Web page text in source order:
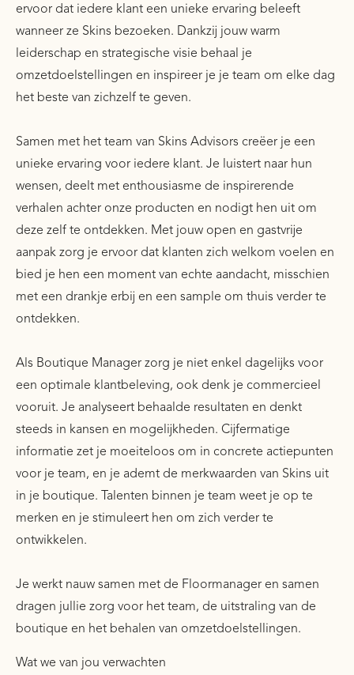
ervoor dat iedere klant een unieke ervaring beleeft
wanneer ze Skins bezoeken. Dankzij jouw warm
leiderschap en strategische visie behaal je
omzetdoelstellingen en inspireer je je team om elke dag
het beste van zichzelf te geven.
Samen met het team van Skins Advisors creëer je een
unieke ervaring voor iedere klant. Je luistert naar hun
wensen, deelt met enthousiasme de inspirerende
verhalen achter onze producten en nodigt hen uit om
deze zelf te ontdekken. Met jouw open en gastvrije
aanpak zorg je ervoor dat klanten zich welkom voelen en
bied je hen een moment van echte aandacht, misschien
met een drankje erbij en een sample om thuis verder te
ontdekken.
Als Boutique Manager zorg je niet enkel dagelijks voor
een optimale klantbeleving, ook denk je commercieel
vooruit. Je analyseert behaalde resultaten en denkt
steeds in kansen en mogelijkheden. Cijfermatige
informatie zet je moeiteloos om in concrete actiepunten
voor je team, en je ademt de merkwaarden van Skins uit
in je boutique. Talenten binnen je team weet je op te
merken en je stimuleert hen om zich verder te
ontwikkelen.
Je werkt nauw samen met de Floormanager en samen
dragen jullie zorg voor het team, de uitstraling van de
boutique en het behalen van omzetdoelstellingen.
Wat we van jou verwachten